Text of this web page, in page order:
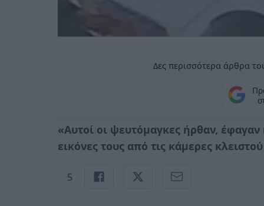
Δες περισσότερα άρθρα
«Αυτοί οι ψευτόμαγκες ήρθαν,
εικόνες τους από τις κάμερες
5